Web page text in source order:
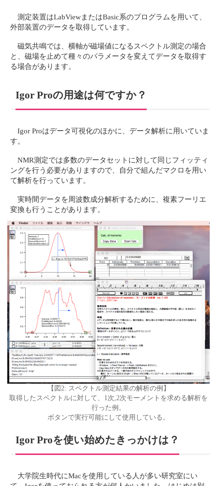
測定装置はLabViewまたはBasic系のプログラムを用いて、
外部装置のデータを取得しています。
磁気共鳴では、横軸が磁場値になるスペクトル測定の場合
と、磁場を止めて種々のパラメータを変えてデータを取得す
る場合があります。
Igor Proの用途は何ですか？
Igor Proはデータ可視化のほかに、データ解析に用いていま
す。
NMR測定では多数のデータセットに対して同じフィッティ
ングを行う必要がありますので、自分で組んだマクロを用い
て解析を行っています。
実時間データを周波数成分解析するために、複素フーリエ
変換も行うことがあります。
【図2: スペクトル測定結果の解析の例】
取得したスペクトルに対して、1次,2次モーメントを求める解析を
行った例。
ボタンで実行可能にして使用している。
Igor Proを使い始めたきっかけは？
大学院生時代にMacを使用している人が多い研究室にい